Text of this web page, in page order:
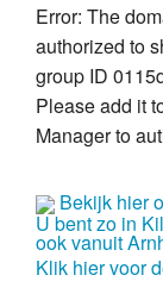
Over ons
historie
vakmensen
service
showroom
Error: The
authorized to
group ID
Please add it
Manager to
Bekijk hier
U bent zo in
ook vanuit
Klik hier voor